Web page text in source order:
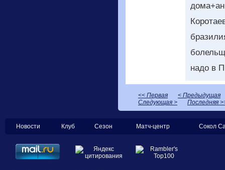
надо в
<< Первая
< Предыдущая
Следующая >
Последняя
Новости Клуб Сезон Матч-центр Сокол